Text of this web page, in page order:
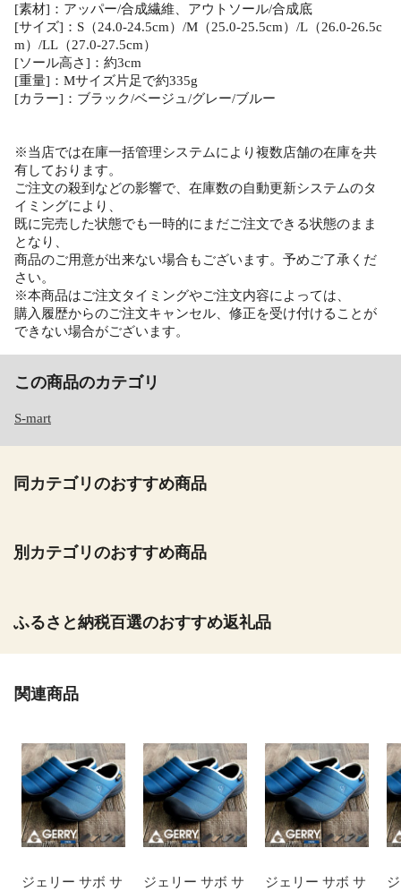
[素材]：アッパー/合成繊維、アウトソール/合成底
[サイズ]：S（24.0-24.5cm）/M（25.0-25.5cm）/L（26.0-26.5c
m）/LL（27.0-27.5cm）
[ソール高さ]：約3cm
[重量]：Mサイズ片足で約335g
[カラー]：ブラック/ベージュ/グレー/ブルー
※当店では在庫一括管理システムにより複数店舗の在庫を共
有しております。
ご注文の殺到などの影響で、在庫数の自動更新システムのタ
イミングにより、
既に完売した状態でも一時的にまだご注文できる状態のまま
となり、
商品のご用意が出来ない場合もございます。予めご了承くだ
さい。
※本商品はご注文タイミングやご注文内容によっては、
購入履歴からのご注文キャンセル、修正を受け付けることが
できない場合がございます。
この商品のカテゴリ
S-mart
同カテゴリのおすすめ商品
別カテゴリのおすすめ商品
ふるさと納税百選のおすすめ返礼品
関連商品
ジェリー サボ サ
ジェリー サボ サ
ジェリー サボ サ